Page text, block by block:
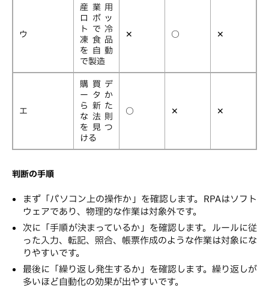
ウ
産業用
ロボッ
トで冷
凍食品
を自動
で製造
✕ ○ ✕
エ
購買デ
ータか
ら新た
な法則
を見つ
ける
○ ✕ ✕
判断の手順
まず「パソコン上の操作か」を確認します。RPAはソフト
ウェアであり、物理的な作業は対象外です。
次に「手順が決まっているか」を確認します。ルールに従
った入力、転記、照合、帳票作成のような作業は対象にな
りやすいです。
最後に「繰り返し発生するか」を確認します。繰り返しが
多いほど自動化の効果が出やすいです。